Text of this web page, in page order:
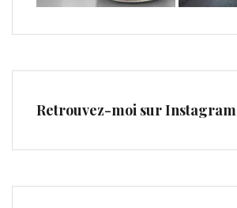
Retrouvez-moi sur Instagram